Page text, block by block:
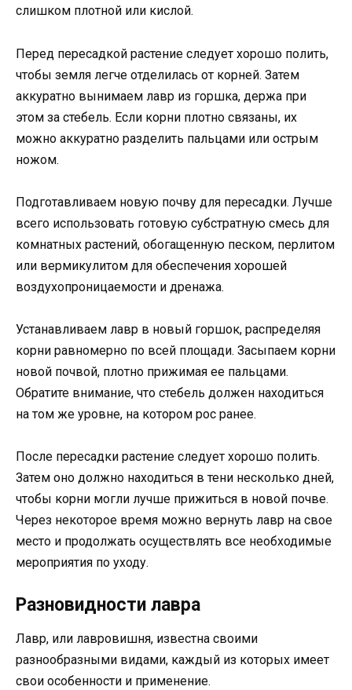
слишком плотной или кислой.
Перед пересадкой растение следует хорошо полить,
чтобы земля легче отделилась от корней. Затем
аккуратно вынимаем лавр из горшка, держа при
этом за стебель. Если корни плотно связаны, их
можно аккуратно разделить пальцами или острым
ножом.
Подготавливаем новую почву для пересадки. Лучше
всего использовать готовую субстратную смесь для
комнатных растений, обогащенную песком, перлитом
или вермикулитом для обеспечения хорошей
воздухопроницаемости и дренажа.
Устанавливаем лавр в новый горшок, распределяя
корни равномерно по всей площади. Засыпаем корни
новой почвой, плотно прижимая ее пальцами.
Обратите внимание, что стебель должен находиться
на том же уровне, на котором рос ранее.
После пересадки растение следует хорошо полить.
Затем оно должно находиться в тени несколько дней,
чтобы корни могли лучше прижиться в новой почве.
Через некоторое время можно вернуть лавр на свое
место и продолжать осуществлять все необходимые
мероприятия по уходу.
Разновидности лавра
Лавр, или лавровишня, известна своими
разнообразными видами, каждый из которых имеет
свои особенности и применение.